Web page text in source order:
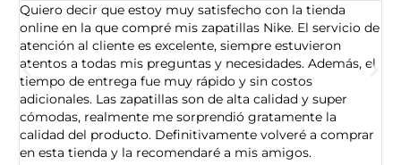
Quiero decir que estoy muy satisfecho con la tienda
online en la que compré mis zapatillas Nike. El servicio de
atención al cliente es excelente, siempre estuvieron
atentos a todas mis preguntas y necesidades. Además, el
tiempo de entrega fue muy rápido y sin costos
adicionales. Las zapatillas son de alta calidad y super
cómodas, realmente me sorprendió gratamente la
calidad del producto. Definitivamente volveré a comprar
en esta tienda y la recomendaré a mis amigos.